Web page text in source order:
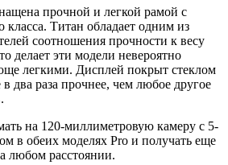
прочной и легкой рамой с
класса. Титан обладает одним из
соотношения прочности к весу
делает эти модели невероятно
легкими. Дисплей покрыт стеклом
два раза прочнее, чем любое другое
на 120-миллиметровую камеру с 5-
в обеих моделях Pro и получать еще
любом расстоянии.